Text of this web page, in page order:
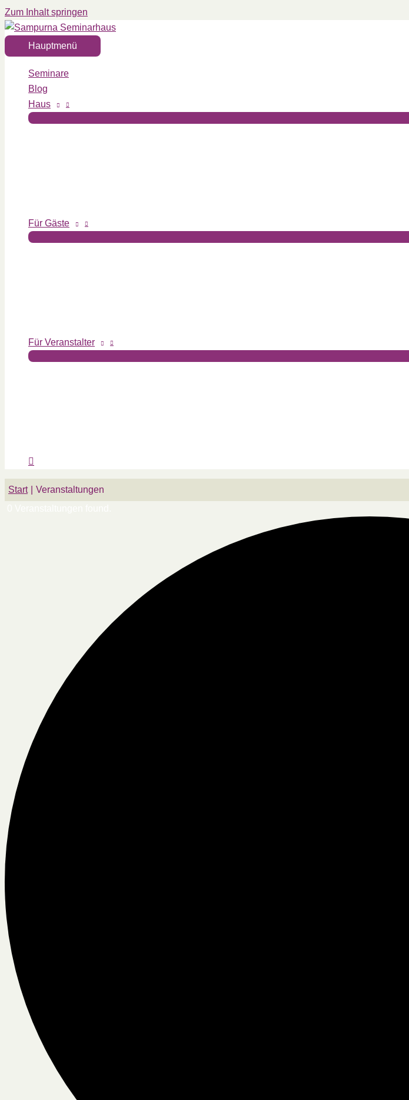
Zum Inhalt springen
Hauptmenü
Seminare
Blog
Haus
Für Gäste
Für Veranstalter
Start
Veranstaltungen